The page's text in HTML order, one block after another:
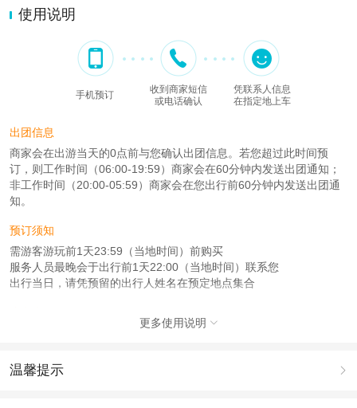
使用说明
手机预订
收到商家短信
或电话确认
凭联系人信息
在指定地上车
出团信息
商家会在出游当天的0点前与您确认出团信息。若您超过此时间预
订，则工作时间（06:00-19:59）商家会在60分钟内发送出团通知；
非工作时间（20:00-05:59）商家会在您出行前60分钟内发送出团通
知。
预订须知
需游客游玩前1天23:59（当地时间）前购买
服务人员最晚会于出行前1天22:00（当地时间）联系您
出行当日，请凭预留的出行人姓名在预定地点集合
查看： 查看工商执照信息
更多使用说明 
温馨提示 